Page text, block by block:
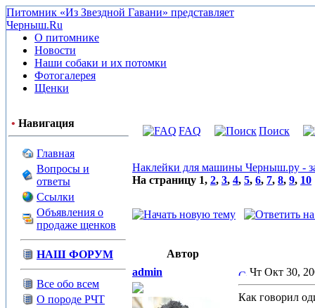
Питомник «Из Звездной Гавани» представляет
Черныш.Ru
О питомнике
Новости
Наши собаки и их потомки
Фотогалерея
Щенки
• Навигация
Главная
Вопросы и
ответы
Ссылки
Объявления о
продаже щенков
НАШ ФОРУМ
Все обо всем
О породе РЧТ
FAQ Поиск
Наклейки для машины Черныш.ру -
На страницу 1, 2, 3, 4, 5, 6, 7, 8, 9, 10
Автор
admin
Чт Окт 30,
Как говорил